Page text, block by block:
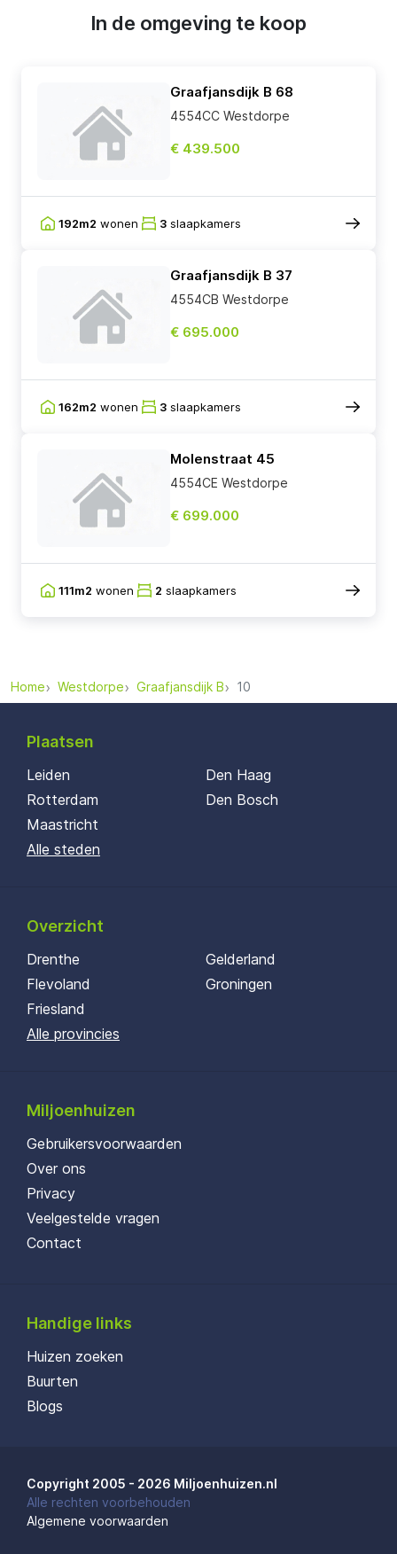
In de omgeving te koop
Graafjansdijk B 68
4554CC Westdorpe
€ 439.500
192m2 wonen 3 slaapkamers
Graafjansdijk B 37
4554CB Westdorpe
€ 695.000
162m2 wonen 3 slaapkamers
Molenstraat 45
4554CE Westdorpe
€ 699.000
111m2 wonen 2 slaapkamers
Home Westdorpe Graafjansdijk B 10
Plaatsen
Leiden
Rotterdam
Maastricht
Den Haag
Den Bosch
Alle steden
Overzicht
Drenthe
Flevoland
Friesland
Gelderland
Groningen
Alle provincies
Miljoenhuizen
Gebruikersvoorwaarden
Over ons
Privacy
Veelgestelde vragen
Contact
Handige links
Huizen zoeken
Buurten
Blogs
Copyright 2005 - 2026 Miljoenhuizen.nl
Alle rechten voorbehouden
Algemene voorwaarden